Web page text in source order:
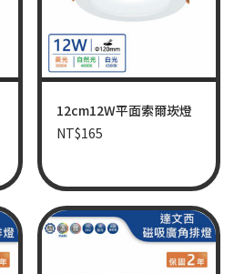
12cm12W平面索爾崁燈
NT$165